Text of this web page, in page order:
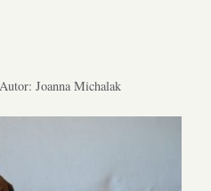
Joanna Michalak